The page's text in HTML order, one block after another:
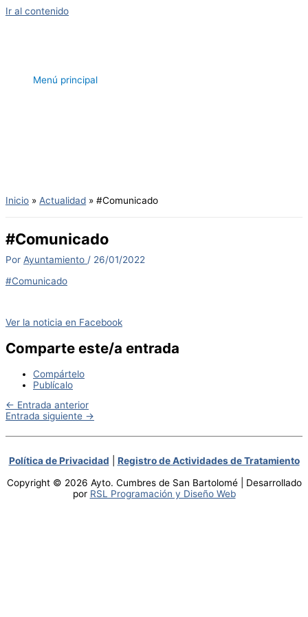
Ir al contenido
Menú principal
Inicio Actualidad #Comunicado
#Comunicado
Por Ayuntamiento / 26/01/2022
#Comunicado
Ver la noticia en Facebook
Comparte este/a entrada
Compártelo
Publícalo
← Entrada anterior
Entrada siguiente →
Política de Privacidad
Registro de Actividades de Tratamiento
Copyright © 2026 Ayto. Cumbres de San Bartolomé | Desarrollado
por RSL Programación y Diseño Web